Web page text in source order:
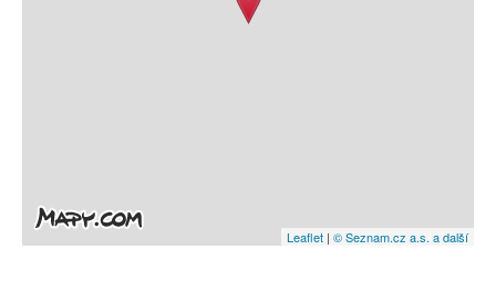
Leaflet | © Seznam.cz a.s. a další